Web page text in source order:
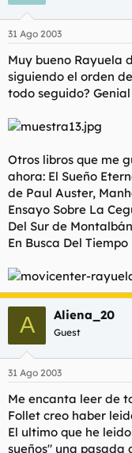
31 Ago 2003
Muy bueno Rayuela
siguiendo el orden
todo seguido? Genial
Otros libros que me
ahora: El Sueño
de Paul Auster,
Ensayo Sobre La
Del Sur de
En Busca Del
A Aliena_20
Guest
31 Ago 2003
Me encanta leer de
Follet creo haber
El ultimo que he
sueños" una pasada